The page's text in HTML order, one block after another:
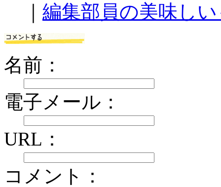
編集部員の美味し
名前：
電子メール：
URL：
コメント：